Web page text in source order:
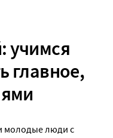
учимся
главное,
молодые люди с